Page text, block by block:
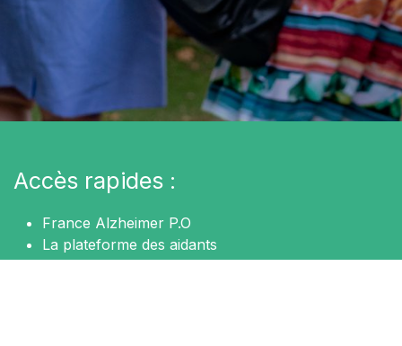
Accès rapides :
France Alzheimer P.O
La plateforme des aidants
Accueils de jour "Le Grand Platane"